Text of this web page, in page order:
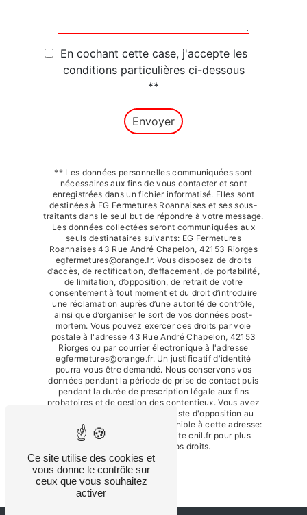
En cochant cette case, j'accepte les
conditions particulières ci-dessous
**
Envoyer
** Les données personnelles communiquées sont
nécessaires aux fins de vous contacter et sont
enregistrées dans un fichier informatisé. Elles sont
destinées à EG Fermetures Roannaises et ses sous-
traitants dans le seul but de répondre à votre message.
Les données collectées seront communiquées aux
seuls destinataires suivants: EG Fermetures
Roannaises 43 Rue André Chapelon, 42153 Riorges
egfermetures@orange.fr. Vous disposez de droits
d’accès, de rectification, d’effacement, de portabilité,
de limitation, d’opposition, de retrait de votre
consentement à tout moment et du droit d’introduire
une réclamation auprès d’une autorité de contrôle,
ainsi que d’organiser le sort de vos données post-
mortem. Vous pouvez exercer ces droits par voie
postale à l'adresse 43 Rue André Chapelon, 42153
Riorges ou par courrier électronique à l'adresse
egfermetures@orange.fr. Un justificatif d'identité
pourra vous être demandé. Nous conservons vos
données pendant la période de prise de contact puis
pendant la durée de prescription légale aux fins
probatoires et de gestion des contentieux. Vous avez
le droit de vous inscrire sur la liste d'opposition au
démarchage téléphonique, disponible à cette adresse:
Bloctel.gouv.fr
. Consultez le site cnil.fr pour plus
d’informations sur vos droits.
Ce site utilise des cookies et
vous donne le contrôle sur
ceux que vous souhaitez
activer